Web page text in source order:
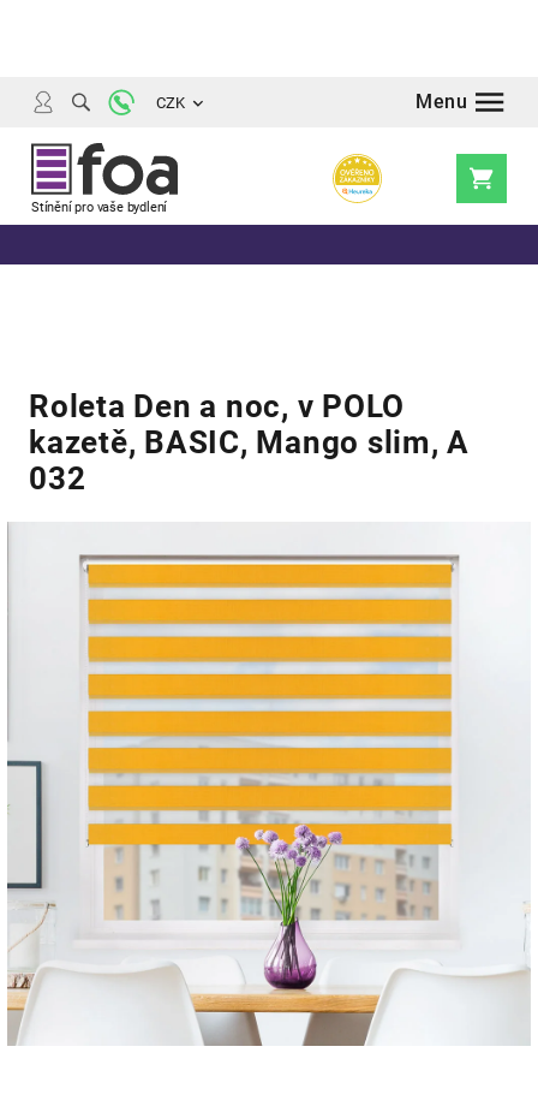
CZK
Nákupní
Roleta Den a noc, v POLO
kazetě, BASIC, Mango slim, A
032